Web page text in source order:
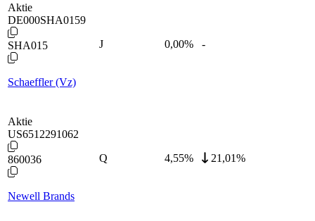
Aktie
DE000SHA0159
SHA015
Schaeffler (Vz)
J 0,00% -
Aktie
US6512291062
860036
Newell Brands
Q 4,55% 21,01%